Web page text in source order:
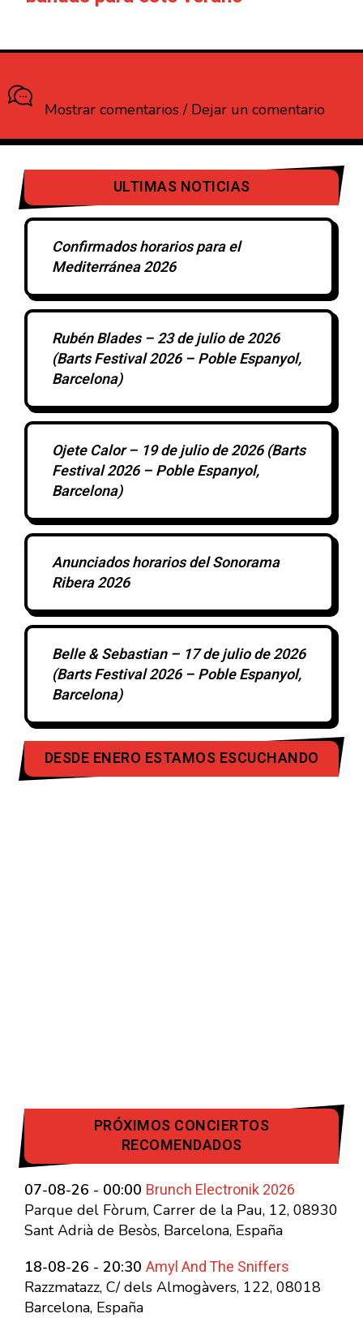
Mostrar comentarios / Dejar un comentario
ULTIMAS NOTICIAS
Confirmados horarios para el
Mediterránea 2026
Rubén Blades – 23 de julio de 2026
(Barts Festival 2026 – Poble Espanyol,
Barcelona)
Ojete Calor – 19 de julio de 2026 (Barts
Festival 2026 – Poble Espanyol,
Barcelona)
Anunciados horarios del Sonorama
Ribera 2026
Belle & Sebastian – 17 de julio de 2026
(Barts Festival 2026 – Poble Espanyol,
Barcelona)
DESDE ENERO ESTAMOS ESCUCHANDO
PRÓXIMOS CONCIERTOS
RECOMENDADOS
07-08-26 - 00:00 Brunch Electronik 2026
Parque del Fòrum, Carrer de la Pau, 12, 08930
Sant Adrià de Besòs, Barcelona, España
18-08-26 - 20:30 Amyl And The Sniffers
Razzmatazz, C/ dels Almogàvers, 122, 08018
Barcelona, España